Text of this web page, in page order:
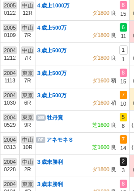
2005
0122
中山
12R
４歳上1000万
ダ1800 良
8
15
2005
0109
中山
7R
４歳上500万
ダ1800 良
6
11
2004
1212
中山
7R
３歳上500万
ダ1800 良
1
1
2004
1113
東京
7R
３歳上500万
ダ1600 稍
8
15
2004
1030
東京
6R
３歳上500万
ダ1600 稍
7
10
2004
0529
東京
9R
500
牡丹賞
芝1600 良
5
8
2004
0313
中山
10R
OP
アネモネＳ
芝1600 良
7
14
2004
0228
中山
2R
３歳未勝利
ダ1800 良
2
3
2004
東京
３歳未勝利
8